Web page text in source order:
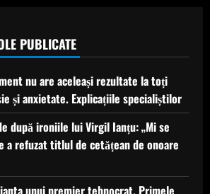
PUBLICATE
nu are aceleași rezultate la toți
și anxietate. Explicațiile specialiștilor
după ironiile lui Virgil Ianțu: „Mi se
a refuzat titlul de cetățean de onoare